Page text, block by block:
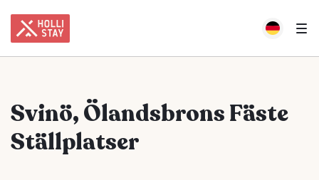
Svinö, Ölandsbrons Fäste
Ställplatser